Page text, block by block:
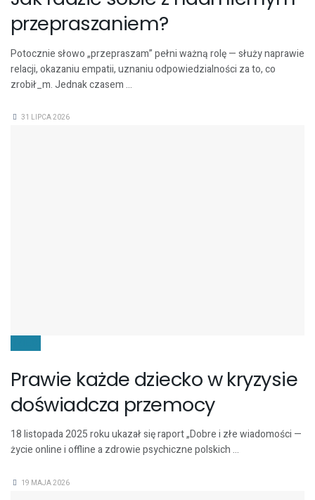
przepraszaniem?
Potocznie słowo „przepraszam” pełni ważną rolę — służy naprawie
relacji, okazaniu empatii, uznaniu odpowiedzialności za to, co
zrobił_m. Jednak czasem ...
31 LIPCA 2026
Prawie każde dziecko w kryzysie
doświadcza przemocy
18 listopada 2025 roku ukazał się raport „Dobre i złe wiadomości —
życie online i offline a zdrowie psychiczne polskich ...
19 MAJA 2026